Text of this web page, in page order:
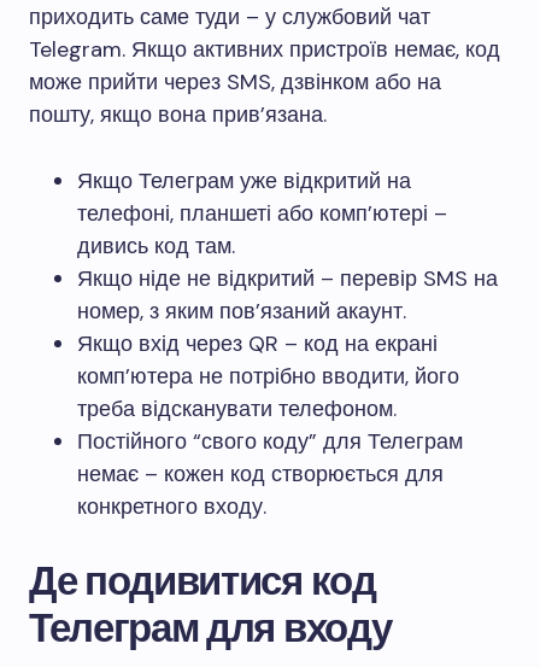
приходить саме туди – у службовий чат
Telegram. Якщо активних пристроїв немає, код
може прийти через SMS, дзвінком або на
пошту, якщо вона прив’язана.
Якщо Телеграм уже відкритий на
телефоні, планшеті або комп’ютері –
дивись код там.
Якщо ніде не відкритий – перевір SMS на
номер, з яким пов’язаний акаунт.
Якщо вхід через QR – код на екрані
комп’ютера не потрібно вводити, його
треба відсканувати телефоном.
Постійного “свого коду” для Телеграм
немає – кожен код створюється для
конкретного входу.
Де подивитися код
Телеграм для входу